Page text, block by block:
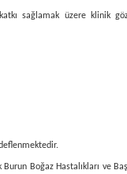
sağlamak üzere klinik
Boğaz Hastalıkları ve